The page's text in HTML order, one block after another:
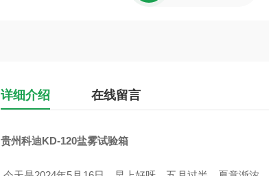
详细介绍 在线留言
贵州科迪KD-120盐雾试验箱